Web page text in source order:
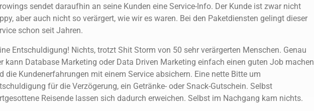
sendet daraufhin an seine Kunden eine Service-Info. Der Kunde ist zwar nicht
aber auch nicht so verärgert, wie wir es waren. Bei den Paketdiensten gelingt dieser
schon seit Jahren.
Entschuldigung! Nichts, trotzt Shit Storm von 50 sehr verärgerten Menschen. Genau
kann Database Marketing oder Data Driven Marketing einfach einen guten Job machen
die Kundenerfahrungen mit einem Service absichern. Eine nette Bitte um
für die Verzögerung, ein Getränke- oder Snack-Gutschein. Selbst
Reisende lassen sich dadurch erweichen. Selbst im Nachgang kam nichts.